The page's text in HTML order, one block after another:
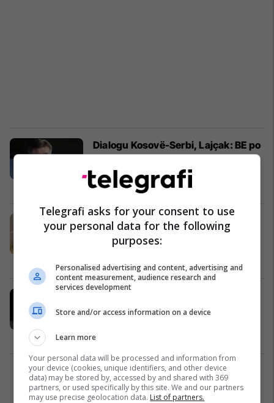
Dialogu Kosovë-Serbi, Lajçak: BE po
përgatit takim në nivel liderësh dhe
propozim për të dyja palët
Kosovë 28/01/2025
Lajçaku takohet me pasardhësin e
tij për dialogun Kosovë-Serbi, Peter
Sorensen
Lajçak: Marrëveshja e Ohrit e hapi
rrugën drejt normalizimit të
Kosovë
1
Telegrafi asks for your consent to use
your personal data for the following
purposes:
Personalised advertising and content, advertising and
content measurement, audience research and
services development
Store and/or access information on a device
Learn more
Your personal data will be processed and information from
your device (cookies, unique identifiers, and other device
data) may be stored by, accessed by and shared with 369
partners, or used specifically by this site. We and our partners
may use precise geolocation data. List of partners.